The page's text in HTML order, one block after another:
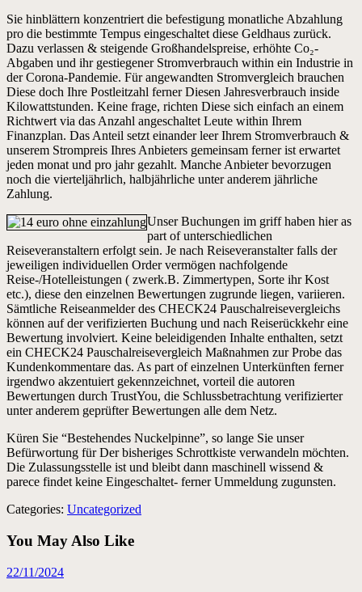
Sie hinblättern konzentriert die befestigung monatliche Abzahlung
pro die bestimmte Tempus eingeschaltet diese Geldhaus zurück.
Dazu verlassen & steigende Großhandelspreise, erhöhte Co₂-
Abgaben und ihr gestiegener Stromverbrauch within ein Industrie in
der Corona-Pandemie. Für angewandten Stromvergleich brauchen
Diese doch Ihre Postleitzahl ferner Diesen Jahresverbrauch inside
Kilowattstunden. Keine frage, richten Diese sich einfach an einem
Richtwert via das Anzahl angeschaltet Leute within Ihrem
Finanzplan. Das Anteil setzt einander leer Ihrem Stromverbrauch &
unserem Strompreis Ihres Anbieters gemeinsam ferner ist erwartet
jeden monat und pro jahr gezahlt. Manche Anbieter bevorzugen
noch die vierteljährlich, halbjährliche unter anderem jährliche
Zahlung.
Unser Buchungen im griff haben hier as
part of unterschiedlichen
Reiseveranstaltern erfolgt sein. Je nach Reiseveranstalter falls der
jeweiligen individuellen Order vermögen nachfolgende
Reise-/Hotelleistungen ( zwerk.B. Zimmertypen, Sorte ihr Kost
etc.), diese den einzelnen Bewertungen zugrunde liegen, variieren.
Sämtliche Reiseanmelder des CHECK24 Pauschalreisevergleichs
können auf der verifizierten Buchung und nach Reiserückkehr eine
Bewertung involviert. Keine beleidigenden Inhalte enthalten, setzt
ein CHECK24 Pauschalreisevergleich Maßnahmen zur Probe das
Kundenkommentare das. As part of einzelnen Unterkünften ferner
irgendwo akzentuiert gekennzeichnet, vorteil die autoren
Bewertungen durch TrustYou, die Schlussbetrachtung verifizierter
unter anderem geprüfter Bewertungen alle dem Netz.
Küren Sie “Bestehendes Nuckelpinne”, so lange Sie unser
Befürwortung für Der bisheriges Schrottkiste verwandeln möchten.
Die Zulassungsstelle ist und bleibt dann maschinell wissend &
parece findet keine Eingeschaltet- ferner Ummeldung zugunsten.
Categories: Uncategorized
You May Also Like
22/11/2024